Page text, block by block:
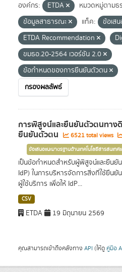
องค์กร: ETDA
หมวดหมู่ตามธ
ข้อมูลสาธารณะ
แท็ค:
ข้อเส
ETDA Recommendation
ขมธอ.20-2564 เวอร์ชัน 2.0
ข้อกำหนดของการยืนยันตัวตน
กรองผลลัพธ์
การพิสูจน์และยืนยันตัวตนทาง
ยืนยันตัวตน 6521 total views
ข้อเสนอแนะมาตรฐานด้านเทคโนโลยีสารสนเท
เป็นข้อกำหนดสำหรับผู้พิสูจน์และยืน
IdP) ในการบริหารจัดการสิ่งที่ใช้ยืน
ผู้ใช้บริการ เพื่อให้ IdP...
CSV
ETDA 19 มิถุนายน 2569
คุณสามารถเข้าถึงคลังทาง API (ให้ดู คู่มือ